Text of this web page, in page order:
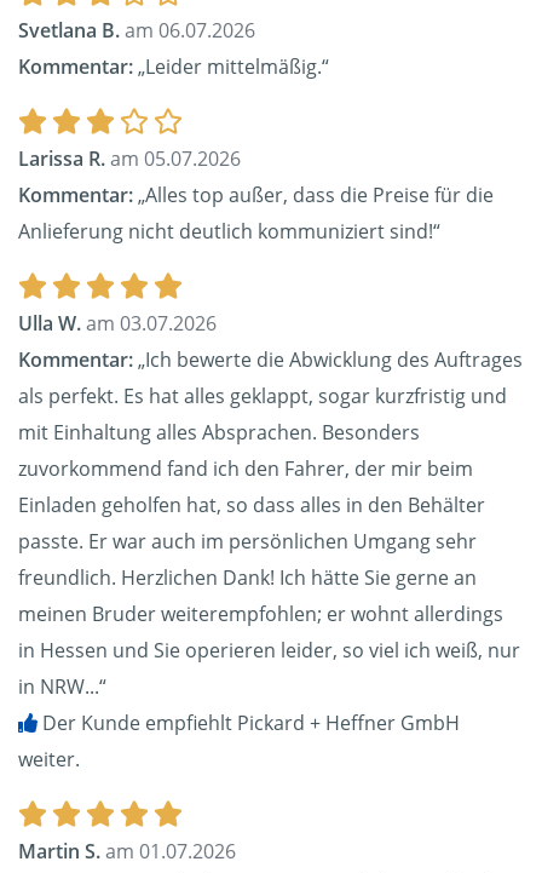
Svetlana B.am 06.07.2026
Kommentar:„Leider mittelmäßig.“
Larissa R.am 05.07.2026
Kommentar:„Alles top außer, dass die Preise für die
Anlieferung nicht deutlich kommuniziert sind!“
Ulla W.am 03.07.2026
Kommentar:„Ich bewerte die Abwicklung des Auftrages
als perfekt. Es hat alles geklappt, sogar kurzfristig und
mit Einhaltung alles Absprachen. Besonders
zuvorkommend fand ich den Fahrer, der mir beim
Einladen geholfen hat, so dass alles in den Behälter
passte. Er war auch im persönlichen Umgang sehr
freundlich. Herzlichen Dank! Ich hätte Sie gerne an
meinen Bruder weiterempfohlen; er wohnt allerdings
in Hessen und Sie operieren leider, so viel ich weiß, nur
in NRW...“
Der Kunde empfiehlt Pickard + Heffner GmbH
weiter.
Martin S.am 01.07.2026